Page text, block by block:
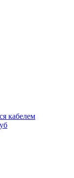
кабелем